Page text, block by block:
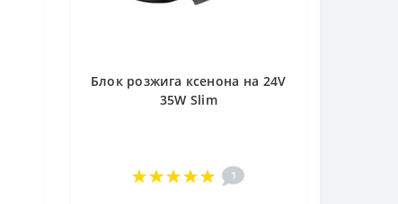
Блок розжига ксенона на 24V
35W Slim
1